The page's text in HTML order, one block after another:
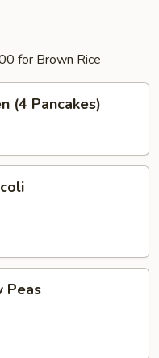
for Brown Rice
(4 Pancakes)
Peas